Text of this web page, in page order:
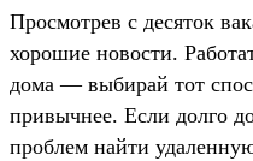
Просмотрев с десяток
хорошие новости.
дома — выбирай тот
привычнее. Если долго
проблем найти